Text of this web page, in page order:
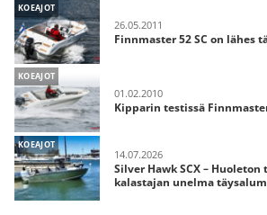
KOEAJOT
26.05.2011
Finnmaster 52 SC on lähes
KOEAJOT
01.02.2010
Kipparin testissä
KOEAJOT
14.07.2026
Silver Hawk SCX –
kalastajan unelma